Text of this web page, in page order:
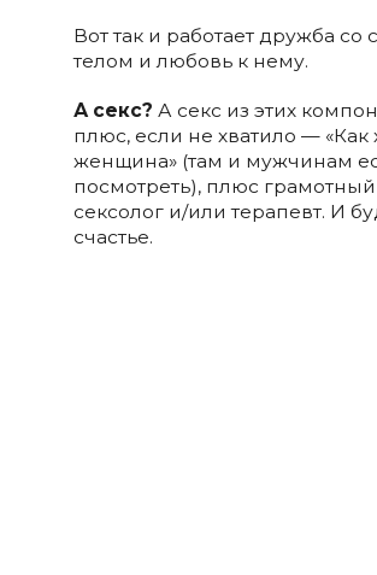
Вот так и работает дружба со
телом и любовь к нему.
А секс? А секс из этих
плюс, если не хватило — «Как
женщина» (там и мужчинам
посмотреть), плюс грамотный
сексолог и/или терапевт. И
счастье.